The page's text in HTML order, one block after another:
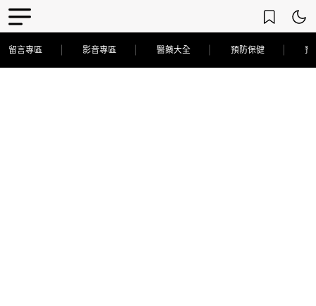
留言專區 影音專區 醫藥大全 預防保健 預